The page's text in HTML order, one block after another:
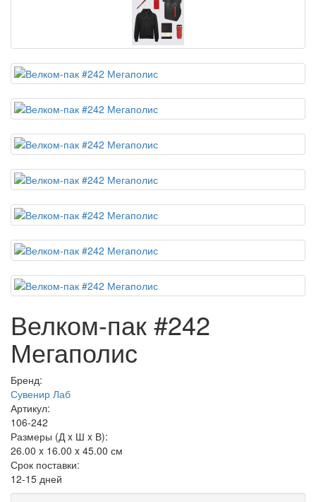
Велком-пак #242
Мегаполис
Бренд:
Сувенир Лаб
Артикул:
106-242
Размеры (Д x Ш x В):
26.00 x 16.00 x 45.00 см
Срок поставки:
12-15 дней